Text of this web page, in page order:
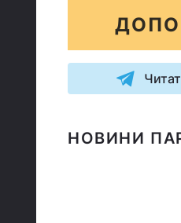
НОВИНИ